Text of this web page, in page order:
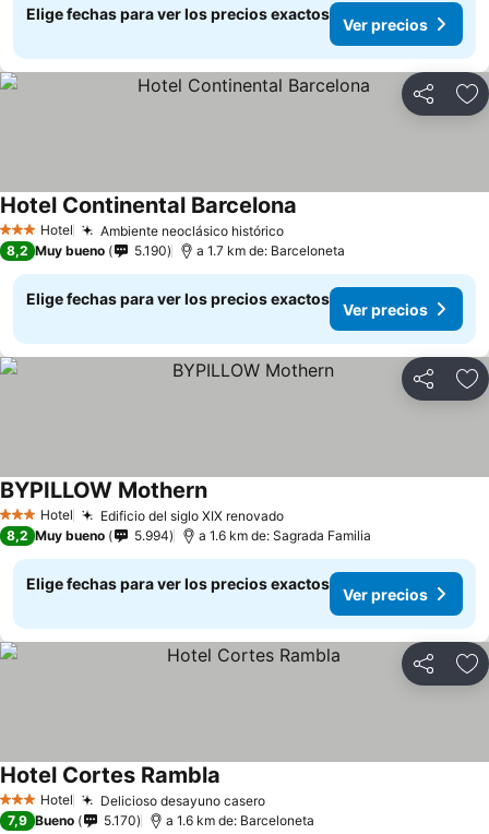
Elige fechas para ver los precios exactos
Ver precios
Compartir
3 Estrellas
Hotel Ambiente neoclásico históricoVer precios
Hotel Continental Barcelona
8,2 Muy bueno 5.190 a 1.7 km de: Barceloneta
Elige fechas para ver los precios exactos
Ver precios
Compartir
3 Estrellas
Hotel Edificio del siglo XIX renovadoVer precios
BYPILLOW MothernVer precios
8,2 Muy bueno 5.994 a 1.6 km de: Sagrada Familia
Elige fechas para ver los precios exactos
Ver precios
Compartir
3 Estrellas
Hotel Delicioso desayuno caseroVer precios
Hotel Cortes Rambla
7,9 Bueno 5.170 a 1.6 km de: Barceloneta